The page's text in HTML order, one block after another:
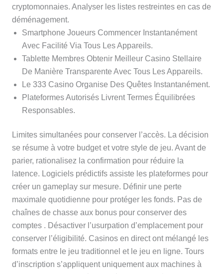
cryptomonnaies. Analyser les listes restreintes en cas de
déménagement.
Smartphone Joueurs Commencer Instantanément
Avec Facilité Via Tous Les Appareils.
Tablette Membres Obtenir Meilleur Casino Stellaire
De Manière Transparente Avec Tous Les Appareils.
Le 333 Casino Organise Des Quêtes Instantanément.
Plateformes Autorisés Livrent Termes Équilibrées
Responsables.
Limites simultanées pour conserver l’accès. La décision
se résume à votre budget et votre style de jeu. Avant de
parier, rationalisez la confirmation pour réduire la
latence. Logiciels prédictifs assiste les plateformes pour
créer un gameplay sur mesure. Définir une perte
maximale quotidienne pour protéger les fonds. Pas de
chaînes de chasse aux bonus pour conserver des
comptes . Désactiver l’usurpation d’emplacement pour
conserver l’éligibilité. Casinos en direct ont mélangé les
formats entre le jeu traditionnel et le jeu en ligne. Tours
d’inscription s’appliquent uniquement aux machines à